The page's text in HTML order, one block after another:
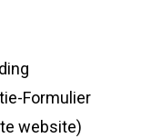
Formulier
website)